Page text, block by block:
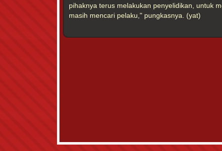
pihaknya terus melakukan penyelidikan, untuk
masih mencari pelaku," pungkasnya. (yat)